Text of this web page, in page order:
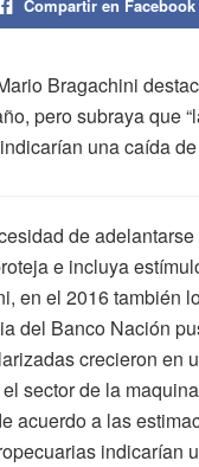
Compartir en Facebook
Bragachini
pero subraya que
una caída
de
e incluya
en el 2016 también
del Banco Nación
crecieron en
sector de la
acuerdo a las
indicarían